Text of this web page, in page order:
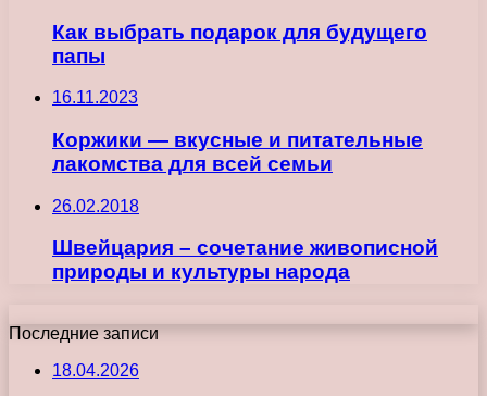
Как выбрать подарок для будущего
папы
16.11.2023
Коржики — вкусные и питательные
лакомства для всей семьи
26.02.2018
Швейцария – сочетание живописной
природы и культуры народа
Последние записи
18.04.2026